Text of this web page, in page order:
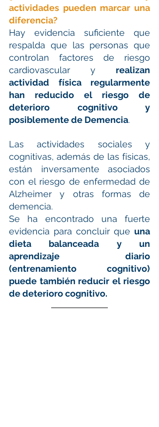
actividades pueden marcar una
diferencia?
Hay evidencia suficiente que
respalda que las personas que
controlan factores de riesgo
cardiovascular y realizan
actividad física regularmente
han reducido el riesgo de
deterioro cognitivo y
posiblemente de Demencia.
Las actividades sociales y
cognitivas, además de las físicas,
están inversamente asociados
con el riesgo de enfermedad de
Alzheimer y otras formas de
demencia.
Se ha encontrado una fuerte
evidencia para concluir que una
dieta balanceada y un
aprendizaje diario
(entrenamiento cognitivo)
puede también reducir el riesgo
de deterioro cognitivo.